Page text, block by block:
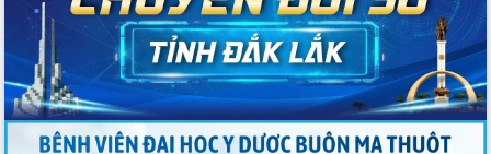
Bệnh án điện tử thúc đẩy chuyển đổi
số y tế tại Đắk Lắk
Chuyển đổi số thư viện: Mở rộng
không gian tri thức trong thời đại số
Đánh giá, rút kinh nghiệm công tác tổ
chức diễn tập trước ngày bầu cử